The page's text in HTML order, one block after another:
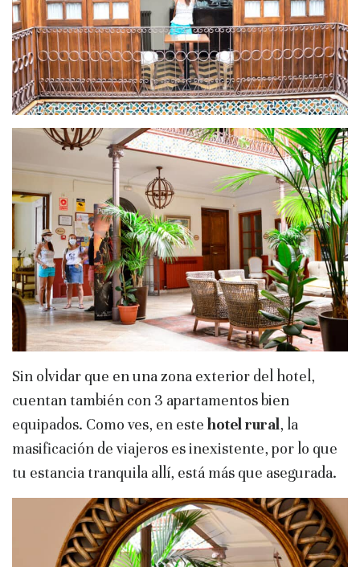
Sin olvidar que en una zona exterior del hotel,
cuentan también con 3 apartamentos bien
equipados. Como ves, en este hotel rural, la
masificación de viajeros es inexistente, por lo que
tu estancia tranquila allí, está más que asegurada.